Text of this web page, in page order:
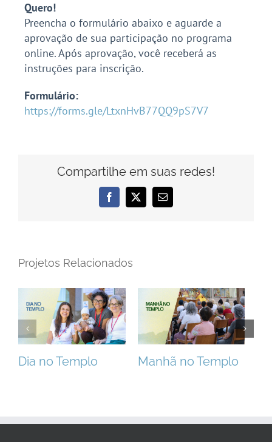
Quero!
Preencha o formulário abaixo e aguarde a
aprovação de sua participação no programa
online. Após aprovação, você receberá as
instruções para inscrição.
Formulário:
https://forms.gle/LtxnHvB77QQ9pS7V7
Compartilhe em suas redes!
Facebook
X
E-
Projetos Relacionados
Dia no Templo Manhã no Templo